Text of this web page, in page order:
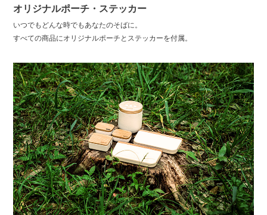
オリジナルポーチ・ステッカー
いつでもどんな時でもあなたのそばに。
すべての商品にオリジナルポーチとステッカーを付属。